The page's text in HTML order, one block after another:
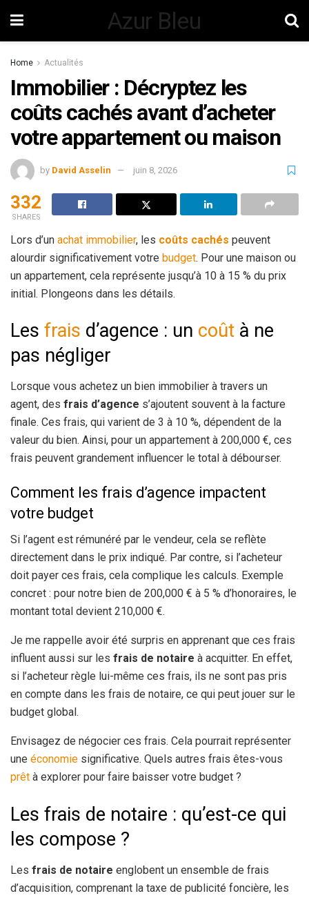
Azur Bleu
Home Actualités
Immobilier : Décryptez les
coûts cachés avant d’acheter
votre appartement ou maison
by David Asselin juin 8, 2026
332
SHARES
Lors d’un achat immobilier, les coûts cachés peuvent
alourdir significativement votre budget. Pour une maison ou
un appartement, cela représente jusqu’à 10 à 15 % du prix
initial. Plongeons dans les détails.
Les frais d’agence : un coût à ne
pas négliger
Lorsque vous achetez un bien immobilier à travers un
agent, des frais d’agence s’ajoutent souvent à la facture
finale. Ces frais, qui varient de 3 à 10 %, dépendent de la
valeur du bien. Ainsi, pour un appartement à 200,000 €, ces
frais peuvent grandement influencer le total à débourser.
Comment les frais d’agence impactent
votre budget
Si l’agent est rémunéré par le vendeur, cela se reflète
directement dans le prix indiqué. Par contre, si l’acheteur
doit payer ces frais, cela complique les calculs. Exemple
concret : pour notre bien de 200,000 € à 5 % d’honoraires, le
montant total devient 210,000 €.
Je me rappelle avoir été surpris en apprenant que ces frais
influent aussi sur les frais de notaire à acquitter. En effet,
si l’acheteur règle lui-même ces frais, ils ne sont pas pris
en compte dans les frais de notaire, ce qui peut jouer sur le
budget global.
Envisagez de négocier ces frais. Cela pourrait représenter
une économie significative. Quels autres frais êtes-vous
prêt à explorer pour faire baisser votre budget ?
Les frais de notaire : qu’est-ce qui
les compose ?
Les frais de notaire englobent un ensemble de frais
d’acquisition, comprenant la taxe de publicité foncière, les